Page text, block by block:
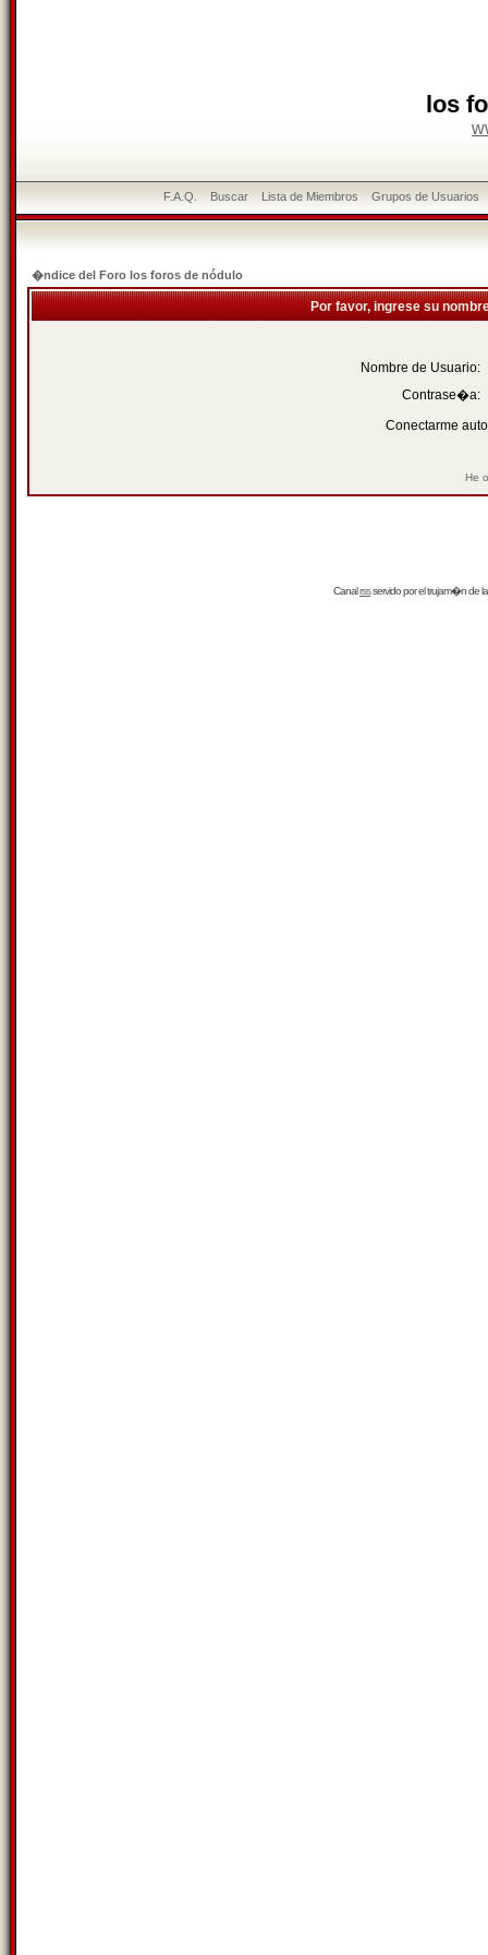
los
F.A.Q. Buscar Lista de Miembros Grupos de Usuarios
�ndice del Foro los foros de nódulo
Por favor, ingrese su
Nombre de Usuario:
Contrase�a:
Conectarme
He
Canalrssservido por eltrujam�nde